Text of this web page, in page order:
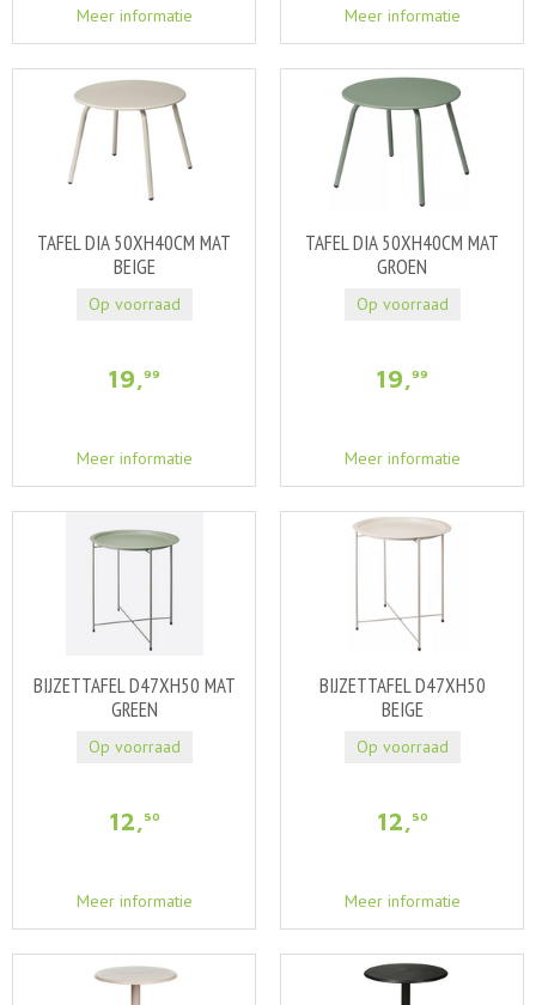
Meer informatie Meer informatie
TAFEL DIA 50XH40CM MAT
BEIGE
19,99
Meer informatie
Op voorraad
TAFEL DIA 50XH40CM MAT
GROEN
19,99
Meer informatie
Op voorraad
BIJZETTAFEL D47XH50 MAT
GREEN
12,50
Meer informatie
Op voorraad
BIJZETTAFEL D47XH50
BEIGE
12,50
Meer informatie
Op voorraad